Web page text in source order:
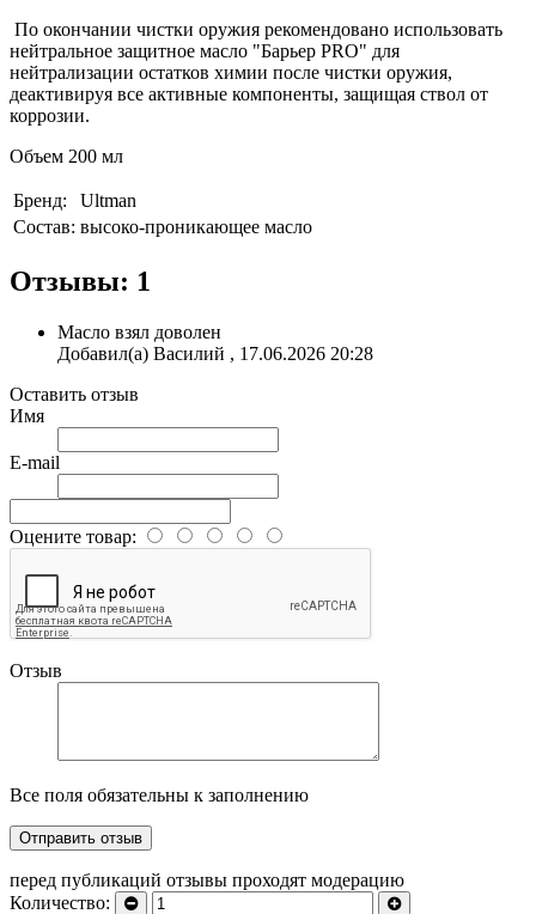
По окончании чистки оружия рекомендовано использовать
нейтральное защитное масло "Барьер PRO" для
нейтрализации остатков химии после чистки оружия,
деактивируя все активные компоненты, защищая ствол от
коррозии.
Объем 200 мл
Бренд:
Ultman
Состав: высоко-проникающее масло
Отзывы: 1
Масло взял доволен
Добавил(а) Василий , 17.06.2026 20:28
Оставить отзыв
Имя
E-mail
Оцените товар:
Отзыв
Все поля обязательны к заполнению
перед публикаций отзывы проходят модерацию
Количество: